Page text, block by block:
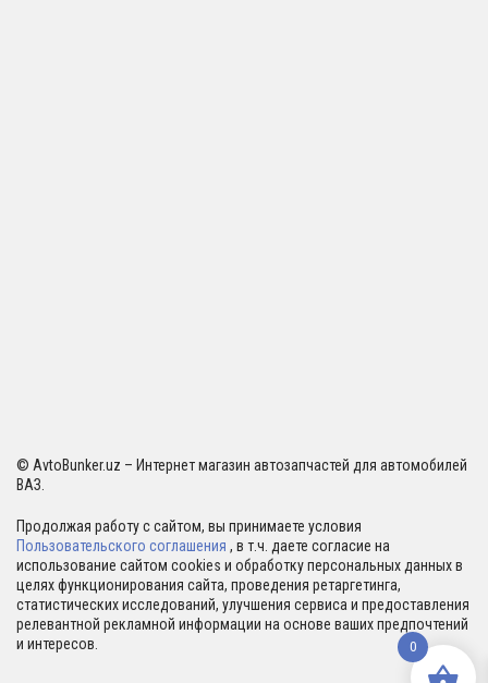
© AvtoBunker.uz – Интернет магазин автозапчастей для автомобилей
ВАЗ.
Продолжая работу с сайтом, вы принимаете условия
Пользовательского соглашения , в т.ч. даете согласие на
использование сайтом cookies и обработку персональных данных в
целях функционирования сайта, проведения ретаргетинга,
статистических исследований, улучшения сервиса и предоставления
релевантной рекламной информации на основе ваших предпочтений
и интересов.
0